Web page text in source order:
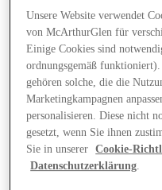
Unsere Website verwendet
von McArthurGlen für
Einige Cookies sind
ordnungsgemäß
gehören solche, die die
Marketingkampagnen
personalisieren. Diese nicht
gesetzt, wenn Sie ihnen
Sie in unserer
Cookie-
Datenschutzerklärung.